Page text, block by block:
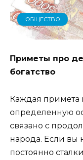
ОБЩЕСТВО
Приметы про
богатство
Каждая примета
определенную
связано с
народа. Если вы
постоянно